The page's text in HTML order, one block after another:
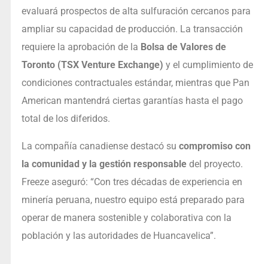
evaluará prospectos de alta sulfuración cercanos para
ampliar su capacidad de producción. La transacción
requiere la aprobación de la Bolsa de Valores de
Toronto (TSX Venture Exchange) y el cumplimiento de
condiciones contractuales estándar, mientras que Pan
American mantendrá ciertas garantías hasta el pago
total de los diferidos.
La compañía canadiense destacó su compromiso con
la comunidad y la gestión responsabledel proyecto.
Freeze aseguró: “Con tres décadas de experiencia en
minería peruana, nuestro equipo está preparado para
operar de manera sostenible y colaborativa con la
población y las autoridades de Huancavelica”.